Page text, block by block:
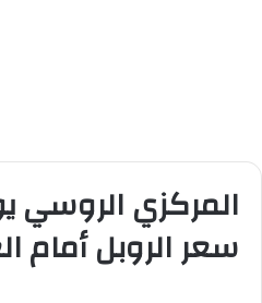
المركزي
سعر الروبل أمام